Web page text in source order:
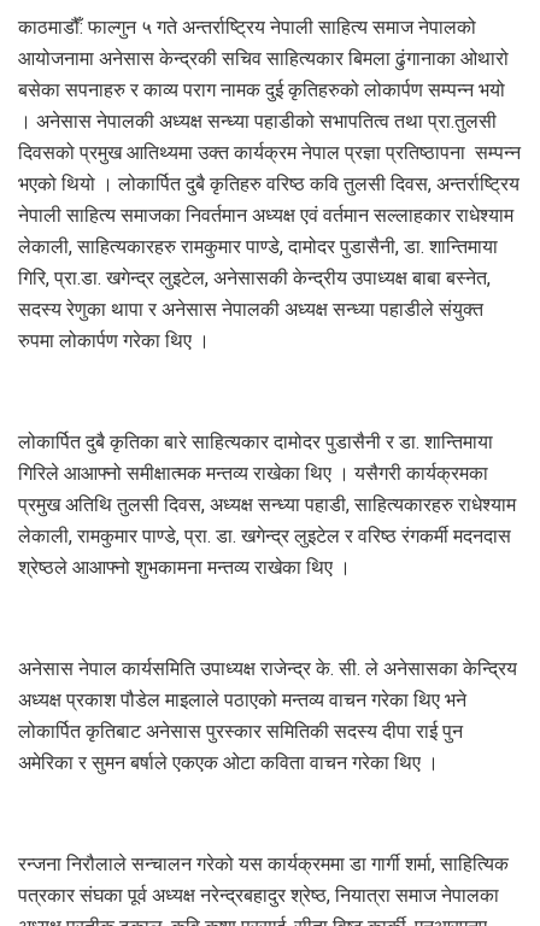
काठमाडौँ: फाल्गुन ५ गते अन्तर्राष्ट्रिय नेपाली साहित्य समाज नेपालको
आयोजनामा अनेसास केन्द्रकी सचिव साहित्यकार बिमला ढुंगानाका ओथारो
बसेका सपनाहरु र काव्य पराग नामक दुई कृतिहरुको लोकार्पण सम्पन्न भयो
। अनेसास नेपालकी अध्यक्ष सन्ध्या पहाडीको सभापतित्व तथा प्रा.तुलसी
दिवसको प्रमुख आतिथ्यमा उक्त कार्यक्रम नेपाल प्रज्ञा प्रतिष्ठापना सम्पन्न
भएको थियो । लोकार्पित दुबै कृतिहरु वरिष्ठ कवि तुलसी दिवस, अन्तर्राष्ट्रिय
नेपाली साहित्य समाजका निवर्तमान अध्यक्ष एवं वर्तमान सल्लाहकार राधेश्याम
लेकाली, साहित्यकारहरु रामकुमार पाण्डे, दामोदर पुडासैनी, डा. शान्तिमाया
गिरि, प्रा.डा. खगेन्द्र लुइटेल, अनेसासकी केन्द्रीय उपाध्यक्ष बाबा बस्नेत,
सदस्य रेणुका थापा र अनेसास नेपालकी अध्यक्ष सन्ध्या पहाडीले संयुक्त
रुपमा लोकार्पण गरेका थिए ।
लोकार्पित दुबै कृतिका बारे साहित्यकार दामोदर पुडासैनी र डा. शान्तिमाया
गिरिले आआफ्नो समीक्षात्मक मन्तव्य राखेका थिए । यसैगरी कार्यक्रमका
प्रमुख अतिथि तुलसी दिवस, अध्यक्ष सन्ध्या पहाडी, साहित्यकारहरु राधेश्याम
लेकाली, रामकुमार पाण्डे, प्रा. डा. खगेन्द्र लुइटेल र वरिष्ठ रंगकर्मी मदनदास
श्रेष्ठले आआफ्नो शुभकामना मन्तव्य राखेका थिए ।
अनेसास नेपाल कार्यसमिति उपाध्यक्ष राजेन्द्र के. सी. ले अनेसासका केन्द्रिय
अध्यक्ष प्रकाश पौडेल माइलाले पठाएको मन्तव्य वाचन गरेका थिए भने
लोकार्पित कृतिबाट अनेसास पुरस्कार समितिकी सदस्य दीपा राई पुन
अमेरिका र सुमन बर्षाले एकएक ओटा कविता वाचन गरेका थिए ।
रन्जना निरौलाले सन्चालन गरेको यस कार्यक्रममा डा गार्गी शर्मा, साहित्यिक
पत्रकार संघका पूर्व अध्यक्ष नरेन्द्रबहादुर श्रेष्ठ, नियात्रा समाज नेपालका